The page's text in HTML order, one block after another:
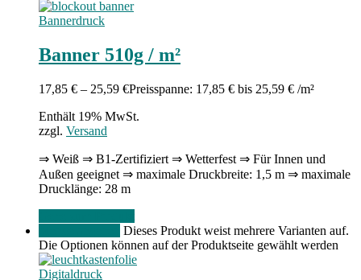
Bannerdruck
Banner 510g / m²
17,85 € – 25,59 €Preisspanne: 17,85 € bis 25,59 € /m²
Enthält 19% MwSt.
zzgl. Versand
⇒ Weiß ⇒ B1-Zertifiziert ⇒ Wetterfest ⇒ Für Innen und
Außen geeignet ⇒ maximale Druckbreite: 1,5 m ⇒ maximale
Drucklänge: 28 m
Dieses Produkt weist mehrere Varianten auf.
Die Optionen können auf der Produktseite gewählt werden
Digitaldruck